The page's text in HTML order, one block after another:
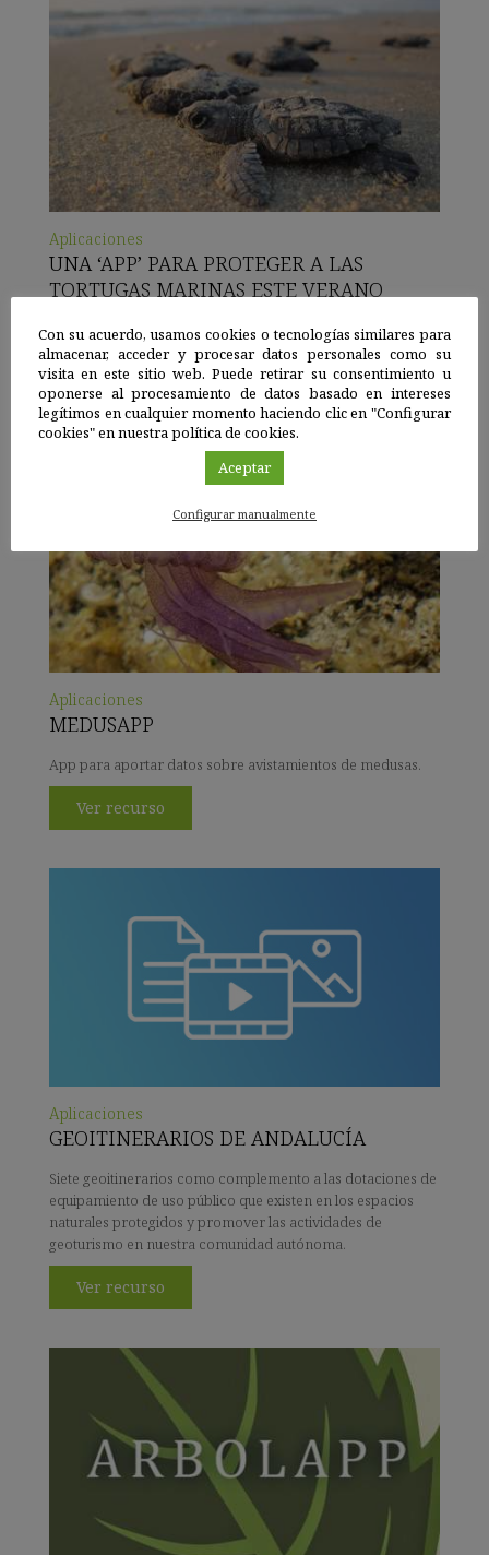
Aplicaciones
UNA ‘APP’ PARA PROTEGER A LAS
TORTUGAS MARINAS ESTE VERANO
Aplicación móvil para saber cómo actuar cuando se detecta
la presencia de tortugas marinas
Ver recurso
Aplicaciones
MEDUSAPP
App para aportar datos sobre avistamientos de medusas.
Ver recurso
Aplicaciones
GEOITINERARIOS DE ANDALUCÍA
Siete geoitinerarios como complemento a las dotaciones de
equipamiento de uso público que existen en los espacios
naturales protegidos y promover las actividades de
geoturismo en nuestra comunidad autónoma.
Ver recurso
Con su acuerdo, usamos cookies o tecnologías similares para
almacenar, acceder y procesar datos personales como su
visita en este sitio web. Puede retirar su consentimiento u
oponerse al procesamiento de datos basado en intereses
legítimos en cualquier momento haciendo clic en "Configurar
cookies" en nuestra política de cookies.
Aceptar
Configurar manualmente